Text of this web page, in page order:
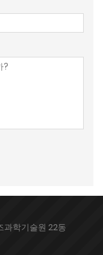
과학기술원 22동